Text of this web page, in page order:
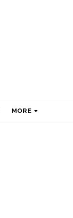
MORE